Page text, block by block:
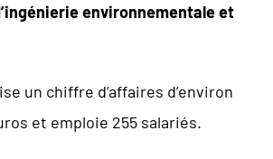
environnementale et
un chiffre d’affaires d’environ
et emploie 255 salariés.